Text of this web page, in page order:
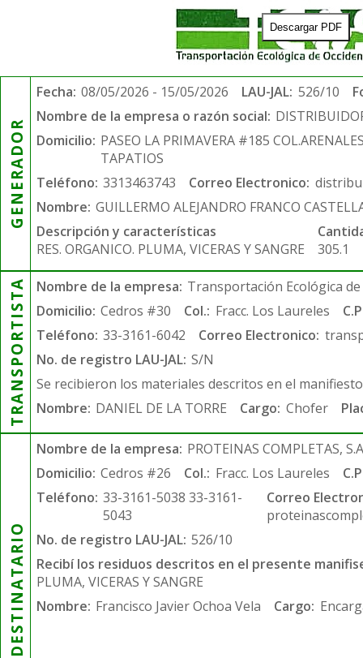
Descargar PDF
GENERADOR
Fecha: 08/05/2026 - 15/05/2026 LAU-JAL: 526/10
Nombre de la empresa o razón social:
Domicilio: PASEO LA PRIMAVERA #185
TAPATIOS
Teléfono: 3313463743 Correo Electronico:
Nombre: GUILLERMO ALEJANDRO FRANCO
Descripción y características
RES. ORGANICO. PLUMA, VICERAS Y SANGRE
305.1
TRANSPORTISTA Nombre de la empresa: Transportación Ecológica de
Domicilio: Cedros #30 Col.: Fracc. Los Laureles
Teléfono: 33-3161-6042 Correo Electronico:
No. de registro LAU-JAL: S/N
Se recibieron los materiales descritos en el
Nombre: DANIEL DE LA TORRE Cargo: Chofer
DESTINATARIO
Nombre de la empresa: PROTEINAS COMPLETAS,
Domicilio: Cedros #26 Col.: Fracc. Los Laureles
Teléfono: 33-3161-5038 33-3161-
5043
Correo
No. de registro LAU-JAL: 526/10
Recibí los residuos descritos en el presente
PLUMA, VICERAS Y SANGRE
Nombre: Francisco Javier Ochoa Vela Cargo: